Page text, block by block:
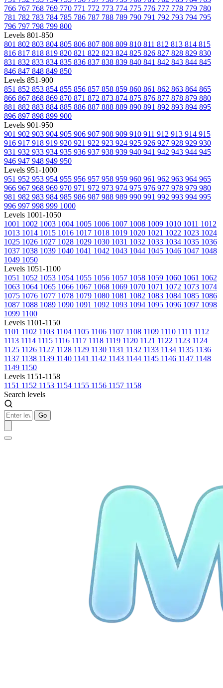
766 767 768 769 770 771 772 773 774 775 776 777 778 779 780
781 782 783 784 785 786 787 788 789 790 791 792 793 794 795
796 797 798 799 800
Levels 801-850
801 802 803 804 805 806 807 808 809 810 811 812 813 814 815
816 817 818 819 820 821 822 823 824 825 826 827 828 829 830
831 832 833 834 835 836 837 838 839 840 841 842 843 844 845
846 847 848 849 850
Levels 851-900
851 852 853 854 855 856 857 858 859 860 861 862 863 864 865
866 867 868 869 870 871 872 873 874 875 876 877 878 879 880
881 882 883 884 885 886 887 888 889 890 891 892 893 894 895
896 897 898 899 900
Levels 901-950
901 902 903 904 905 906 907 908 909 910 911 912 913 914 915
916 917 918 919 920 921 922 923 924 925 926 927 928 929 930
931 932 933 934 935 936 937 938 939 940 941 942 943 944 945
946 947 948 949 950
Levels 951-1000
951 952 953 954 955 956 957 958 959 960 961 962 963 964 965
966 967 968 969 970 971 972 973 974 975 976 977 978 979 980
981 982 983 984 985 986 987 988 989 990 991 992 993 994 995
996 997 998 999 1000
Levels 1001-1050
1001 1002 1003 1004 1005 1006 1007 1008 1009 1010 1011 1012
1013 1014 1015 1016 1017 1018 1019 1020 1021 1022 1023 1024
1025 1026 1027 1028 1029 1030 1031 1032 1033 1034 1035 1036
1037 1038 1039 1040 1041 1042 1043 1044 1045 1046 1047 1048
1049 1050
Levels 1051-1100
1051 1052 1053 1054 1055 1056 1057 1058 1059 1060 1061 1062
1063 1064 1065 1066 1067 1068 1069 1070 1071 1072 1073 1074
1075 1076 1077 1078 1079 1080 1081 1082 1083 1084 1085 1086
1087 1088 1089 1090 1091 1092 1093 1094 1095 1096 1097 1098
1099 1100
Levels 1101-1150
1101 1102 1103 1104 1105 1106 1107 1108 1109 1110 1111 1112
1113 1114 1115 1116 1117 1118 1119 1120 1121 1122 1123 1124
1125 1126 1127 1128 1129 1130 1131 1132 1133 1134 1135 1136
1137 1138 1139 1140 1141 1142 1143 1144 1145 1146 1147 1148
1149 1150
Levels 1151-1158
1151 1152 1153 1154 1155 1156 1157 1158
Search levels
Go